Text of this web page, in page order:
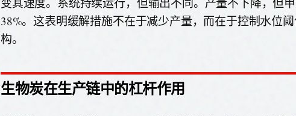
38%。这表明缓解措施不在于减少产量，而在于控制水位
构。
生物炭在生产链中的杠杆作用